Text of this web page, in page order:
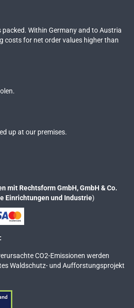
Within Germany and to Austria
costs for net order values higher than
up at our premises.
mit Rechtsform GmbH, GmbH & Co.
Einrichtungen und Industrie)
CO2-Emissionen werden
Waldschutz- und Aufforstungsprojekt